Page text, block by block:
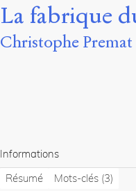
La fabrique
Christophe Premat
Informations
Résumé
Mots-clés (3)